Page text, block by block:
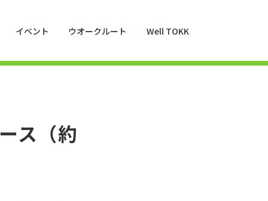
イベント ウオークルート Well TOKK
ス（約